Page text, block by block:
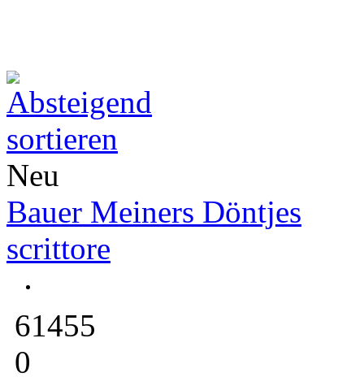
Neu
Bauer Meiners Döntjes
scrittore
61455
0